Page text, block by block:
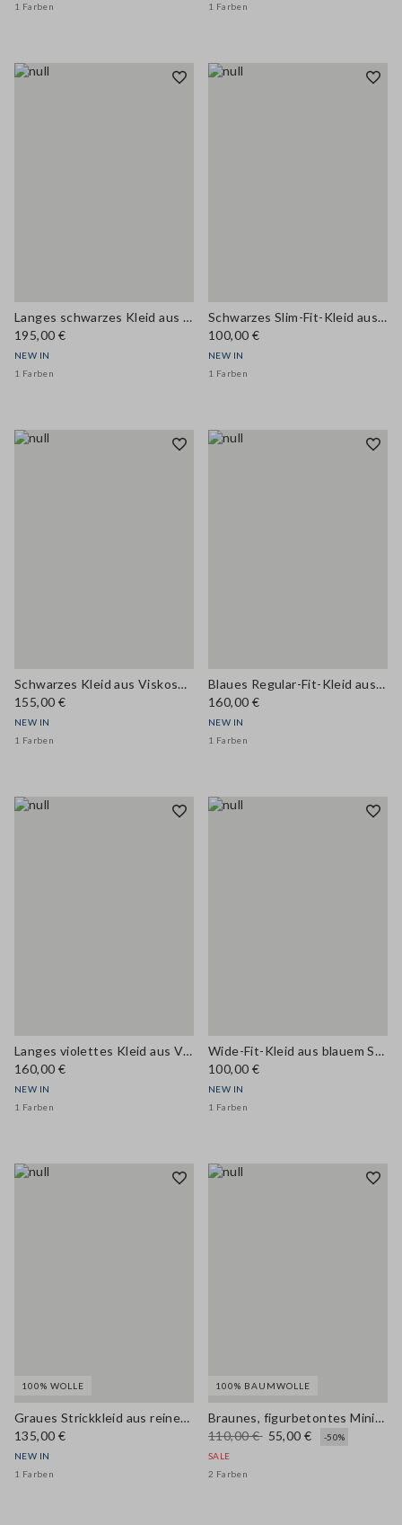
1 Farben
1 Farben
Langes schwarzes Kleid aus Lochstrick in Baumwoll-Viscose-Mix
195,00 €
NEW IN
1 Farben
Schwarzes Slim-Fit-Kleid aus Stretch-Viskose mit Rundhalsausschnitt
100,00 €
NEW IN
1 Farben
Schwarzes Kleid aus Viskosemischung mit langen Ärmeln, Regular Fit
155,00 €
NEW IN
1 Farben
Blaues Regular-Fit-Kleid aus Viskosemix
160,00 €
NEW IN
1 Farben
Langes violettes Kleid aus Viskosemix
160,00 €
NEW IN
1 Farben
Wide-Fit-Kleid aus blauem Stretch-Baumwoll-Denim
100,00 €
NEW IN
1 Farben
100% WOLLE
Graues Strickkleid aus reiner Wolle
135,00 €
NEW IN
1 Farben
100% BAUMWOLLE
Braunes, figurbetontes Mini-Kleid aus reiner Baumwolle mit Reißverschluss
110,00 € 55,00 €
-50%
SALE
2 Farben